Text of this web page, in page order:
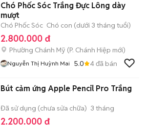
Chó Phốc Sóc Trắng Đực Lông dày
mượt
Chó Phốc Sóc Chó con (dưới 3 tháng tuổi)
2.800.000 đ
Phường Chánh Mỹ (P. Chánh Hiệp mới)
Nguyễn Thị Huỳnh Mai 5.0 4đã bán
Bút cảm ứng Apple Pencil Pro Trắng
Đã sử dụng (chưa sửa chữa) 3 tháng
2.200.000 đ